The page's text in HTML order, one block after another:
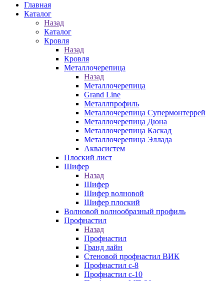
Главная
Каталог
Назад
Каталог
Кровля
Назад
Кровля
Металлочерепица
Назад
Металлочерепица
Grand Line
Металлпрофиль
Металлочерепица Супермонтеррей
Металлочерепица Дюна
Металлочерепица Каскад
Металлочерепица Эллада
Аквасистем
Плоский лист
Шифер
Назад
Шифер
Шифер волновой
Шифер плоский
Волновой волнообразный профиль
Профнастил
Назад
Профнастил
Гранд лайн
Стеновой профнастил ВИК
Профнастил с-8
Профнастил с-10